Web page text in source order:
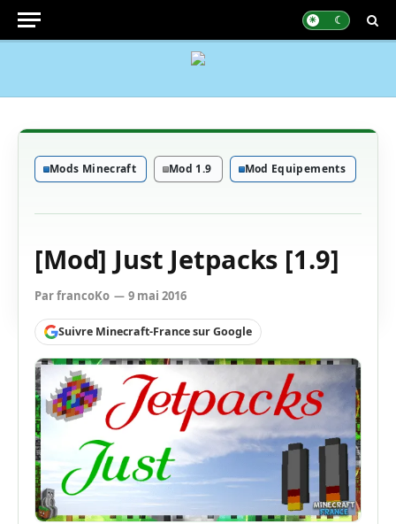
Mods Minecraft Mod 1.9 Mod Equipements
[Mod] Just Jetpacks [1.9]
ParfrancoKo 9 mai 2016
Suivre Minecraft-France sur Google